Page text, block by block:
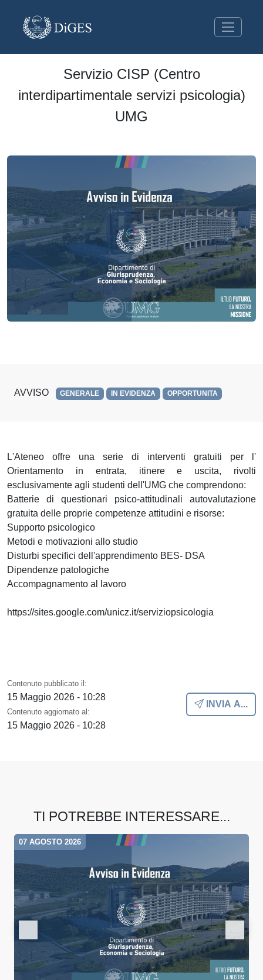
Servizio CISP (Centro
interdipartimentale servizi psicologia)
UMG
AVVISO GENERALE IN EVIDENZA OPPORTUNITA
L'Ateneo offre una serie di interventi gratuiti per l'
Orientamento in entrata, itinere e uscita, rivolti
esclusivamente agli studenti dell'UMG che comprendono:
Batterie di questionari psico-attitudinali autovalutazione
gratuita delle proprie competenze attitudini e risorse:
Supporto psicologico
Metodi e motivazioni allo studio
Disturbi specifici dell'apprendimento BES- DSA
Dipendenze patologiche
Accompagnamento al lavoro
https://sites.google.com/unicz.it/serviziopsicologia
Contenuto pubblicato il:
15 Maggio 2026 - 10:28
Contenuto aggiornato al:
15 Maggio 2026 - 10:28
INVIA A...
TI POTREBBE INTERESSARE...
07 AGOSTO 2026